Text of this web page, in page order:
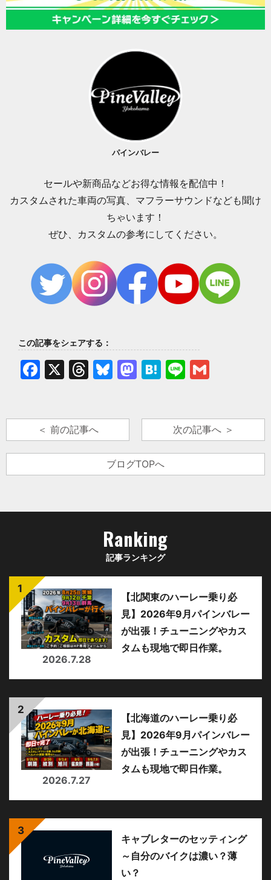
パインバレー
セールや新商品などお得な情報を配信中！
カスタムされた車両の写真、マフラーサウンドなども聞け
ちゃいます！
ぜひ、カスタムの参考にしてください。
この記事をシェアする：
Facebook
X Threads
Bluesky
Mastodon
Hatena
Line
＜ 前の記事へ
ブログTOPへ
次の記事へ ＞
Ranking
記事ランキング
2026.7.28
【北関東のハーレー乗り必
見】2026年9月パインバレー
が出張！チューニングやカス
タムも現地で即日作業。
2026.7.27
【北海道のハーレー乗り必
見】2026年9月パインバレー
が出張！チューニングやカス
タムも現地で即日作業。
キャブレターのセッティング
～自分のバイクは濃い？薄
い？